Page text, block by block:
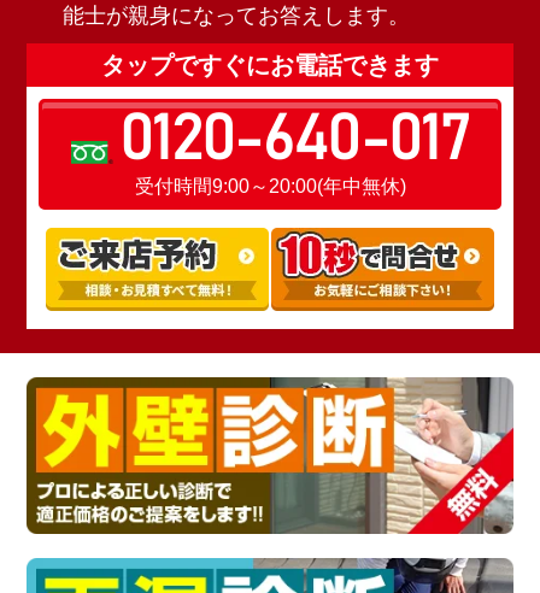
能士が親身になってお答えします。
タップですぐにお電話できます
0120-640-017
受付時間9:00～20:00(年中無休)